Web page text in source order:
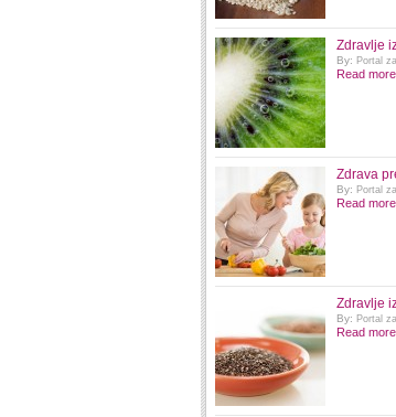
Zdravlje
By: Portal
Read
Zdrava
By: Portal
Read
Zdravlje
By: Portal
Read